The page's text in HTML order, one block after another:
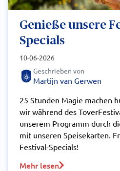
Genieße unsere
Specials
10-06-2026
Geschrieben von
Martijn van Gerwen
25 Stunden Magie machen
wir während des
unserem Programm durch
mit unseren Speisekarten.
Festival-Specials!
Mehr lesen